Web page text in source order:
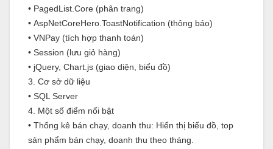
• PagedList.Core (phân trang)
• AspNetCoreHero.ToastNotification (thông báo)
• VNPay (tích hợp thanh toán)
• Session (lưu giỏ hàng)
• jQuery, Chart.js (giao diện, biểu đồ)
3. Cơ sở dữ liệu
• SQL Server
4. Một số điểm nổi bật
• Thống kê bán chạy, doanh thu: Hiển thị biểu đồ, top
sản phẩm bán chạy, doanh thu theo tháng.